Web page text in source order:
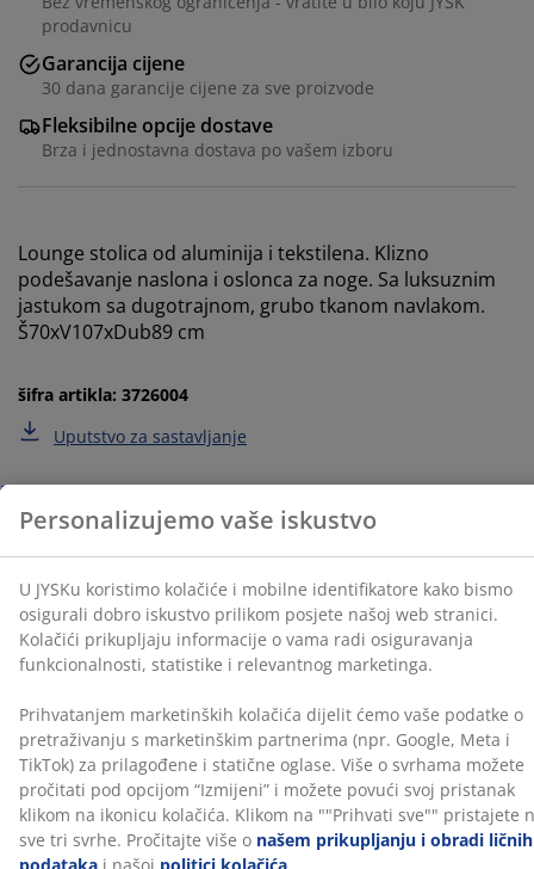
prodavnicu
Garancija cijene
30 dana garancije cijene za sve proizvode
Fleksibilne opcije dostave
Brza i jednostavna dostava po vašem izboru
Lounge stolica od aluminija i tekstilena. Klizno
podešavanje naslona i oslonca za noge. Sa luksuznim
jastukom sa dugotrajnom, grubo tkanom navlakom.
Š70xV107xDub89 cm
šifra artikla: 3726004
Uputstvo za sastavljanje
Podaci o proizvodu
Recenzije
(169)
O brendu
U JYSKu koristimo kolačiće i mobilne identifikatore kako
bismo osigurali dobro iskustvo prilikom posjete našoj
web stranici. Kolačići prikupljaju informacije o vama
radi osiguravanja funkcionalnosti, statistike i
relevantnog marketinga.
Prihvatanjem marketinških kolačića dijelit ćemo vaše
podatke o pretraživanju s marketinškim partnerima
(npr. Google, Meta i TikTok) za prilagođene i statične
ikonicu kolačića. Klikom na ""Prihvati sve"" pristajete